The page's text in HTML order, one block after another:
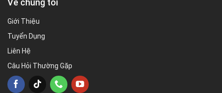
Về chúng tôi
Giới Thiệu
Tuyển Dụng
Liên Hệ
Câu Hỏi Thường Gặp